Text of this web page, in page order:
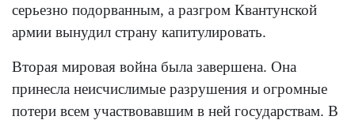
серьезно подорванным, а разгром Квантунской
армии вынудил страну капитулировать.
Вторая мировая война была завершена. Она
принесла неисчислимые разрушения и огромные
потери всем участвовавшим в ней государствам. В